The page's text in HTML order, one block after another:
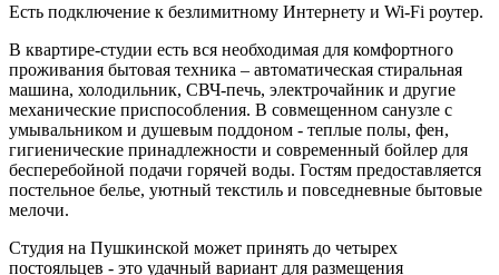
Есть подключение к безлимитному Интернету и Wi-Fi роутер.
В квартире-студии есть вся необходимая для комфортного
проживания бытовая техника – автоматическая стиральная
машина, холодильник, СВЧ-печь, электрочайник и другие
механические приспособления. В совмещенном санузле с
умывальником и душевым поддоном - теплые полы, фен,
гигиенические принадлежности и современный бойлер для
бесперебойной подачи горячей воды. Гостям предоставляется
постельное белье, уютный текстиль и повседневные бытовые
мелочи.
Студия на Пушкинской может принять до четырех
постояльцев - это удачный вариант для размещения